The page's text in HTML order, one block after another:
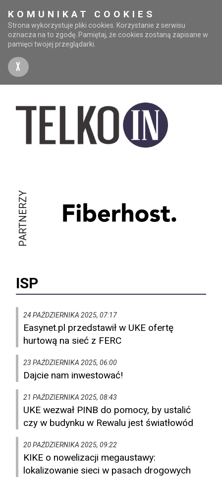
KOMUNIKAT COOKIES
Strona wykorzystuje pliki cookies. Korzystanie z serwisu
oznacza na to zgodę. Pamiętaj, że cookies zostaną zapisane w
pamięci twojej przeglądarki.
X
PARTNERZY
ISP
24 PAŹDZIERNIKA 2025, 07:17
Easynet.pl przedstawił w UKE ofertę
hurtową na sieć z FERC
23 PAŹDZIERNIKA 2025, 06:00
Dajcie nam inwestować!
21 PAŹDZIERNIKA 2025, 08:43
UKE wezwał PINB do pomocy, by ustalić
czy w budynku w Rewalu jest światłowód
20 PAŹDZIERNIKA 2025, 09:22
KIKE o nowelizacji megaustawy:
lokalizowanie sieci w pasach drogowych